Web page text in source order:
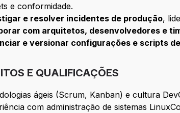
e conformidade.
e resolver incidentes de produção,
com arquitetos, desenvolvedores e
e versionar configurações e scripts
E QUALIFICAÇÕES
ágeis (Scrum, Kanban) e cultura
com administração de sistemas